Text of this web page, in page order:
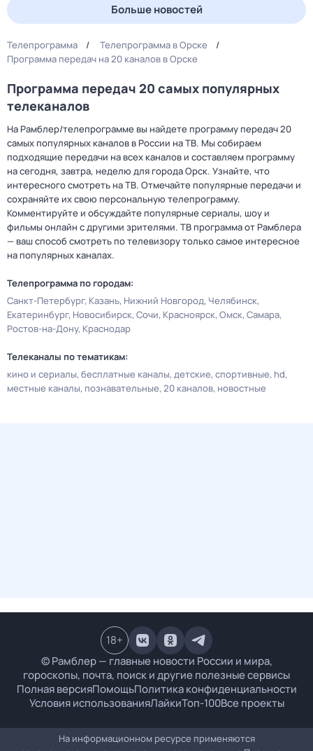
Больше новостей
Телепрограмма
Телепрограмма в Орске
Программа передач на 20 каналов в Орске
Программа передач 20 самых популярных
телеканалов
На Рамблер/телепрограмме вы найдете программу передач 20
самых популярных каналов в России на ТВ. Мы собираем
подходящие передачи на всех каналов и составляем программу
на сегодня, завтра, неделю для города Орск. Узнайте, что
интересного смотреть на ТВ. Отмечайте популярные передачи и
сохраняйте их свою персональную телепрограмму.
Комментируйте и обсуждайте популярные сериалы, шоу и
фильмы онлайн с другими зрителями. ТВ программа от Рамблера
— ваш способ смотреть по телевизору только самое интересное
на популярных каналах.
Телепрограмма по городам:
Санкт-Петербург Казань Нижний Новгород Челябинск
Екатеринбург Новосибирск Сочи Красноярск Омск Самара
Ростов-на-Дону Краснодар
Телеканалы по тематикам:
кино и сериалы бесплатные каналы детские спортивные hd
местные каналы познавательные 20 каналов новостные
© Рамблер — главные новости России и мира,
гороскопы, почта, поиск и другие полезные сервисы
Полная версияПомощьПолитика конфиденциальности
Условия использованияЛайкиТоп-100Все проекты
18+
На информационном ресурсе применяются